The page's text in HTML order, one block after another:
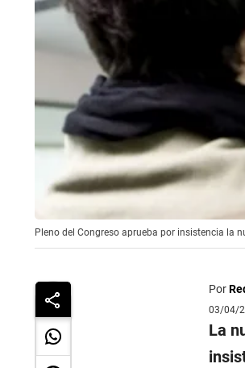
Pleno del Congreso aprueba por insistencia la
Por
03/04/
La